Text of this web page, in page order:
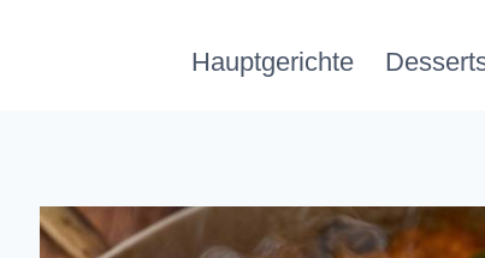
Hauptgerichte